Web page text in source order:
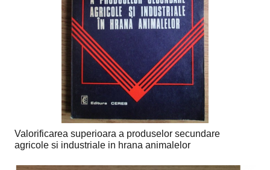
Valorificarea superioara a produselor secundare
agricole si industriale in hrana animalelor